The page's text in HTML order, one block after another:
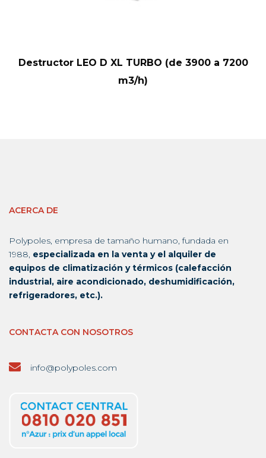
Destructor LEO D XL TURBO (de 3900 a 7200
m3/h)
ACERCA DE
Polypoles, empresa de tamaño humano, fundada en
1988, especializada en la venta y el alquiler de
equipos de climatización y térmicos (calefacción
industrial, aire acondicionado, deshumidificación,
refrigeradores, etc.).
CONTACTA CON NOSOTROS
info@polypoles.com